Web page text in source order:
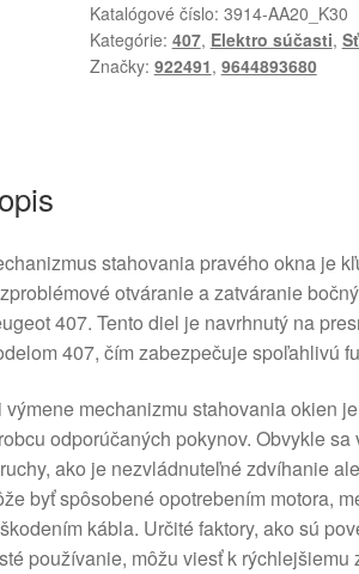
Katalógové číslo: 3914-AA20_K30
Kategórie: 407, Elektro súčasti,
Značky: 922491, 9644893680
stahovania pravého okna je
otváranie a zatváranie
407. Tento diel je navrhnutý na
407, čím zabezpečuje spoľahlivú
výmene mechanizmu stahovania okien
odporúčaných pokynov. Obvykle
ako je nezvládnuteľné zdvíhanie
byť spôsobené opotrebením motora,
kábla. Určité faktory, ako sú
používanie, môžu viesť k rýchlejšiemu